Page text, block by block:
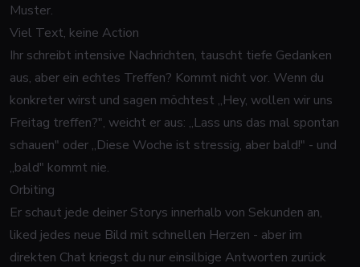
Muster.
Viel Text, keine Action
Ihr schreibt intensive Nachrichten, tauscht tiefe Gedanken
aus, aber ein echtes Treffen? Kommt nicht vor. Wenn du
konkreter wirst und sagen möchtest „Hey, wollen wir uns
Freitag treffen?", weicht er aus: „Lass uns das mal spontan
schauen" oder „Diese Woche ist stressig, aber bald!" - und
„bald" kommt nie.
Orbiting
Er schaut jede deiner Storys innerhalb von Sekunden an,
liked jedes neue Bild mit schnellen Herzen - aber im
direkten Chat kriegst du nur einsilbige Antworten zurück